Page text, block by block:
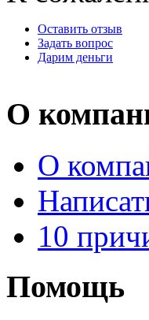
Оставить отзыв
Задать вопрос
Дарим деньги
О
О
10
Помощь